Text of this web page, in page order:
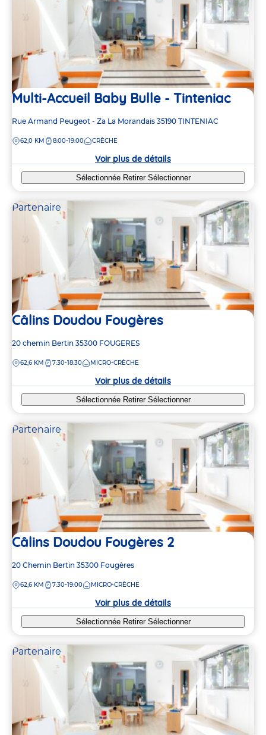
Multi-Accueil Baby Bulle - Tinteniac
Adresse
la
Rue Armand Peugeot - Za La Morandais 35190 TINTENIAC
DISTANCE
62,0 KM 8:00-19:00 CRÈCHE
Voir plus de détails
Sélectionnée Retirer Sélectionner
Partenaire
Câlins Doudou Fougères
Adresse
la
20 chemin Bertin 35300 FOUGERES
DISTANCE
62,6 KM 7:30-18:30 MICRO-CRÈCHE
Voir plus de détails
Sélectionnée Retirer Sélectionner
Partenaire
Câlins Doudou Fougères 2
Adresse
la
20 Chemin Bertin 35300 Fougères
DISTANCE
62,6 KM 7:30-19:00 MICRO-CRÈCHE
Voir plus de détails
Sélectionnée Retirer Sélectionner
Partenaire